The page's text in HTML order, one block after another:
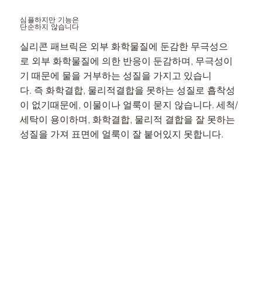
심플하지만 기능은 ​
단순하지 않습니다
실리콘 패브릭은 외부 화학물질에 둔감한 무극성으
로 외부 화학물질에 의한 반응이 둔감하며, 무극성이
기 때문에 물을 거부하는 성질을 가지고 있습니
다. 즉 화학결합, 물리적결합을 못하는 성질로 흡착성
이 없기때문에, 이물이나 얼룩이 묻지 않습니다. 세척/
세탁이 용이하며, 화학결합, 물리적 결합을 잘 못하는
성질을 가져 표면에 얼룩이 잘 붙어있지 못합니다.